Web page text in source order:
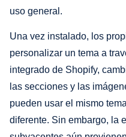
uso general.
Una vez instalado, los
personalizar un tema a
integrado de Shopify,
las secciones y las
pueden usar el mismo
diferente. Sin embargo, la